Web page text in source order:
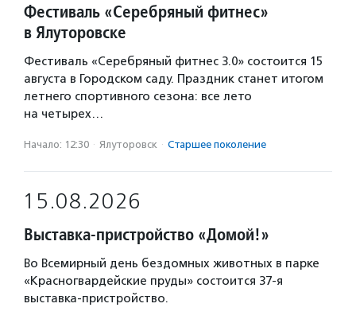
Фестиваль «Серебряный фитнес»
в Ялуторовске
Фестиваль «Серебряный фитнес 3.0» состоится 15
августа в Городском саду. Праздник станет итогом
летнего спортивного сезона: все лето
на четырех…
Начало: 12:30 · Ялуторовск · Старшее поколение
15.08.2026
Выставка-пристройство «Домой!»
Во Всемирный день бездомных животных в парке
«Красногвардейские пруды» состоится 37-я
выставка-пристройство.